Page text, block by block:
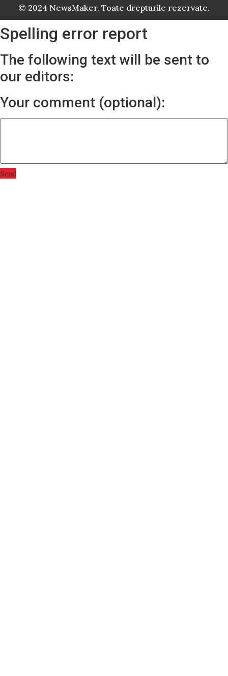
© 2024 NewsMaker. Toate drepturile rezervate.
Spelling error report
The following text will be sent to
our editors:
Your comment (optional):
Send